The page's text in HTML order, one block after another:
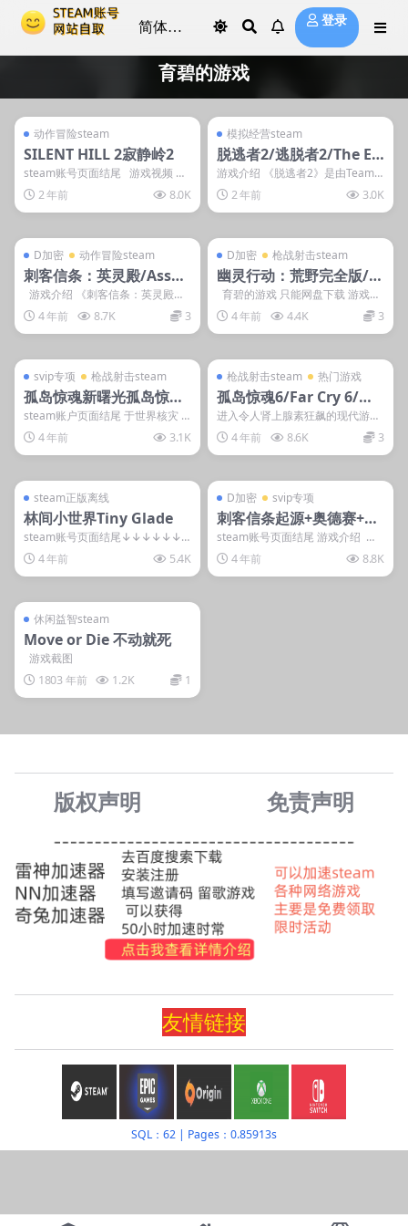
登录
育碧的游戏
动作冒险steam
SILENT HILL 2寂静岭2
steam账号页面结尾 游戏视频 游
戏截图 &nbs...
2 年前 8.0K
模拟经营steam
脱逃者2/逃脱者2/The Es
capists 2The Escapists
2
游戏介绍 《脱逃者2》是由Team1
7 Digital Ltd制作，Team17...
2 年前 3.0K
D加密
动作冒险steam
刺客信条：英灵殿/Assas
sin’s Creed: Valhalla—
D加密
游戏介绍 《刺客信条：英灵殿》
是由育碧制作并发行的动作游戏，
本作讲...
4 年前 8.7K 3
D加密
枪战射击steam
幽灵行动：荒野完全版/T
om Clancy’s Ghost Rec
on Wildlands-D加密
育碧的游戏 只能网盘下载 游戏介
绍 《幽灵行动：荒野》是由育碧制
作...4 年前 4.4K 3
svip专项
枪战射击steam
孤岛惊魂新曙光孤岛惊
魂：新曙光/Far Cry: Ne
w Dawn-D加密
steam账户页面结尾 于世界核灾 1
7 年之后，深入在末日后彻底改变
的蒙大拿希...
4 年前 3.1K
steam账号离线
枪战射击steam
热门游戏
孤岛惊魂6/Far Cry 6/终
极版-D加密
进入令人肾上腺素狂飙的现代游击
战世界。这里有着壮丽的风景，紧
张刺激且充满挑战的枪...
4 年前 8.6K 3
steam正版离线
林间小世界Tiny Glade
steam账号页面结尾↓↓↓↓↓↓
隐藏内容 本内容需权限查看 登录
后获取 普通...
4 年前 5.4K
D加密
svip专项
刺客信条起源+奥德赛+3
代重制版/刺客信条3/刺客
信条奥德赛–D加密
steam账号页面结尾 游戏介绍
《刺客信条：起源》是由育碧制作
并...4 年前 8.8K
休闲益智steam
Move or Die 不动就死
游戏截图
1803 年前
1.2K 1
版权声明 免责声明
友情链接
SQL：62 | Pages：0.85913s